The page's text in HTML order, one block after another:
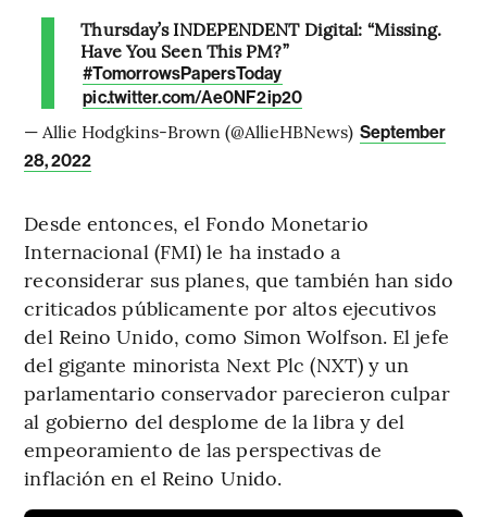
Thursday’s INDEPENDENT Digital: “Missing.
Have You Seen This PM?”
#TomorrowsPapersToday
pic.twitter.com/Ae0NF2ip20
— Allie Hodgkins-Brown (@AllieHBNews) September
28, 2022
Desde entonces, el Fondo Monetario
Internacional (FMI) le ha instado a
reconsiderar sus planes, que también han sido
criticados públicamente por altos ejecutivos
del Reino Unido, como Simon Wolfson. El jefe
del gigante minorista Next Plc (NXT) y un
parlamentario conservador parecieron culpar
al gobierno del desplome de la libra y del
empeoramiento de las perspectivas de
inflación en el Reino Unido.